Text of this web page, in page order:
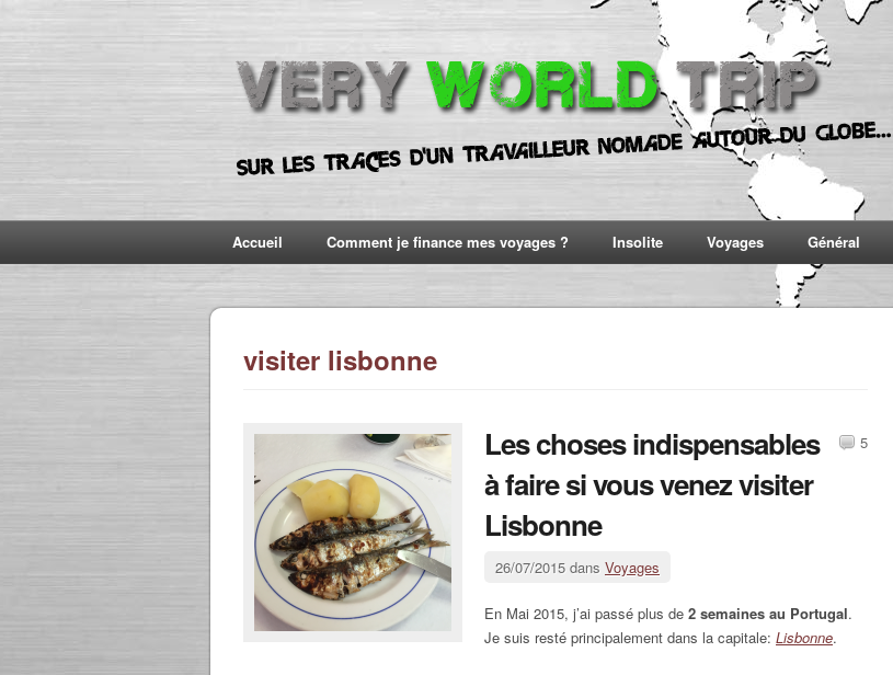
Accueil Comment je finance mes voyages ? Insolite Voyages Général
visiter lisbonne
Les choses indispensables
à faire si vous venez visiter
Lisbonne
26/07/2015 dans Voyages
En Mai 2015, j’ai passé plus de 2 semaines au Portugal.
Je suis resté principalement dans la capitale: Lisbonne.
5